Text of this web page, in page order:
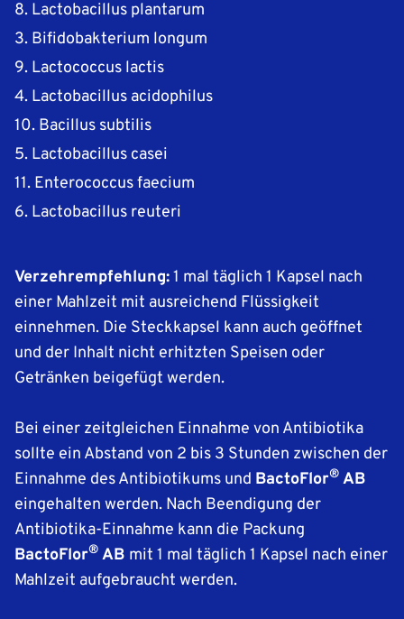
8. Lactobacillus plantarum
3. Bifidobakterium longum
9. Lactococcus lactis
4. Lactobacillus acidophilus
10. Bacillus subtilis
5. Lactobacillus casei
11. Enterococcus faecium
6. Lactobacillus reuteri
Verzehrempfehlung:1 mal täglich 1 Kapsel nach
einer Mahlzeit mit ausreichend Flüssigkeit
einnehmen. Die Steckkapsel kann auch geöffnet
und der Inhalt nicht erhitzten Speisen oder
Getränken beigefügt werden.
Bei einer zeitgleichen Einnahme von Antibiotika
sollte ein Abstand von 2 bis 3 Stunden zwischen der
Einnahme des Antibiotikums und BactoFlor® AB
eingehalten werden. Nach Beendigung der
Antibiotika-Einnahme kann die Packung
BactoFlor® AB mit 1 mal täglich 1 Kapsel nach einer
Mahlzeit aufgebraucht werden.